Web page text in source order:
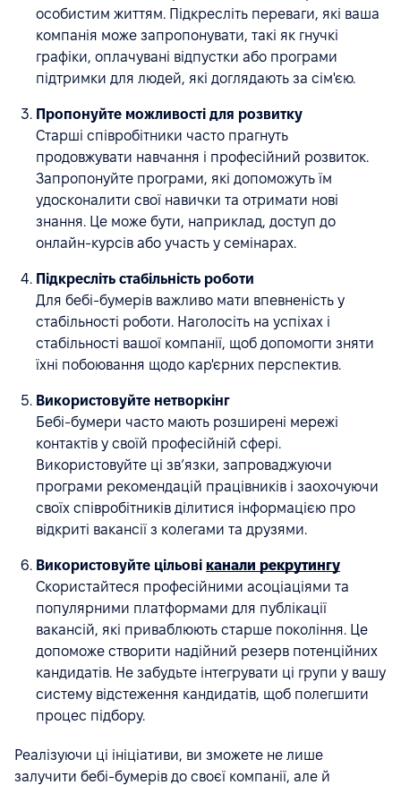
особистим життям. Підкресліть переваги, які ваша
компанія може запропонувати, такі як гнучкі
графіки, оплачувані відпустки або програми
підтримки для людей, які доглядають за сім'єю.
Пропонуйте можливості для розвитку
Старші співробітники часто прагнуть
продовжувати навчання і професійний розвиток.
Запропонуйте програми, які допоможуть їм
удосконалити свої навички та отримати нові
знання. Це може бути, наприклад, доступ до
онлайн-курсів або участь у семінарах.
Підкресліть стабільність роботи
Для бебі-бумерів важливо мати впевненість у
стабільності роботи. Наголосіть на успіхах і
стабільності вашої компанії, щоб допомогти зняти
їхні побоювання щодо кар'єрних перспектив.
Використовуйте нетворкінг
Бебі-бумери часто мають розширені мережі
контактів у своїй професійній сфері.
Використовуйте ці зв’язки, запроваджуючи
програми рекомендацій працівників і заохочуючи
своїх співробітників ділитися інформацією про
відкриті вакансії з колегами та друзями.
Використовуйте цільові канали рекрутингу
Скористайтеся професійними асоціаціями та
популярними платформами для публікації
вакансій, які приваблюють старше покоління. Це
допоможе створити надійний резерв потенційних
кандидатів. Не забудьте інтегрувати ці групи у вашу
систему відстеження кандидатів, щоб полегшити
процес підбору.
Реалізуючи ці ініціативи, ви зможете не лише
залучити бебі-бумерів до своєї компанії, але й